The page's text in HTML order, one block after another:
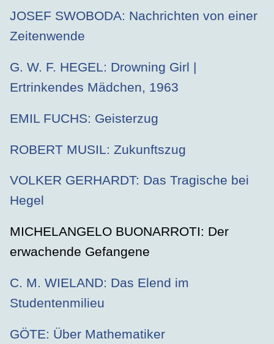
JOSEF SWOBODA: Nachrichten von einer
Zeitenwende
G. W. F. HEGEL: Drowning Girl |
Ertrinkendes Mädchen, 1963
EMIL FUCHS: Geisterzug
ROBERT MUSIL: Zukunftszug
VOLKER GERHARDT: Das Tragische bei
Hegel
MICHELANGELO BUONARROTI: Der
erwachende Gefangene
C. M. WIELAND: Das Elend im
Studentenmilieu
GÖTE: Über Mathematiker